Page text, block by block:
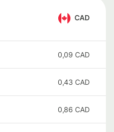
CAD
0,09 CAD
0,43 CAD
0,86 CAD